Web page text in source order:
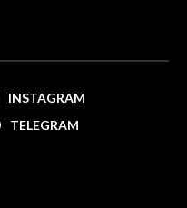
INSTAGRAM
TELEGRAM